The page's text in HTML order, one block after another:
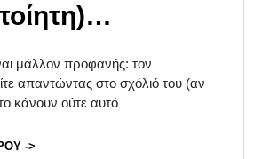
μάλλον προφανής: τον
απαντώντας στο σχόλιό του (αν
κάνουν ούτε αυτό
->